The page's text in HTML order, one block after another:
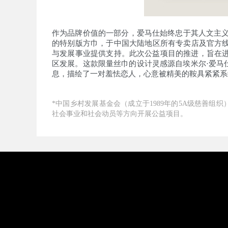
作为品牌价值的一部分，爱马仕始终忠于其人文主
的特别版方巾，于中国大陆地区所有专卖店及官方
与发展事业提供支持。此次公益项目的推进，旨在
区发展。这款限量丝巾的设计灵感源自埃米尔·爱
息，描绘了一对羞怯恋人，心意被精美的鞍具紧紧
*中国乡村发展基金会（成立于1989年的5A级慈善组
社会事业和社会动员等方向开展公益项目。